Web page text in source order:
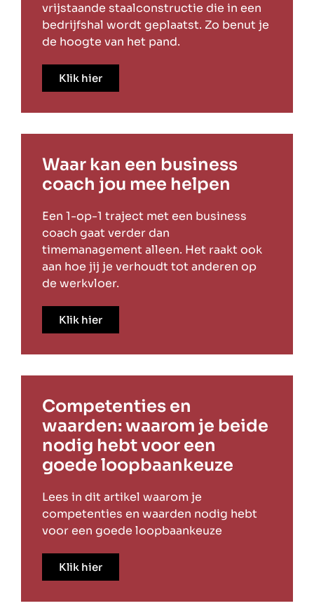
vrijstaande staalconstructie die in een
bedrijfshal wordt geplaatst. Zo benut je
de hoogte van het pand.
Klik hier
Waar kan een business
coach jou mee helpen
Een 1-op-1 traject met een business
coach gaat verder dan
timemanagement alleen. Het raakt ook
aan hoe jij je verhoudt tot anderen op
de werkvloer.
Klik hier
Competenties en
waarden: waarom je beide
nodig hebt voor een
goede loopbaankeuze
Lees in dit artikel waarom je
competenties en waarden nodig hebt
voor een goede loopbaankeuze
Klik hier